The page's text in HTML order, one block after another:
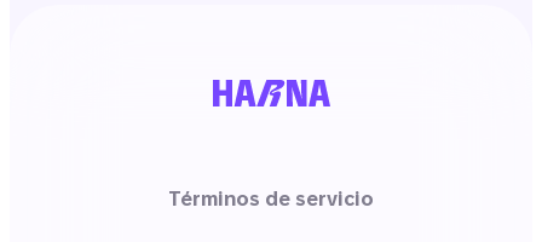
Términos de servicio